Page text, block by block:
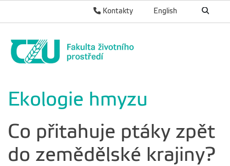
English
Kontakty
Ekologie hmyzu
Co přitahuje ptáky zpět
do zemědělské krajiny?